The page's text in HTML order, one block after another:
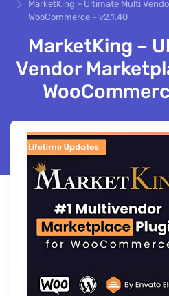
MarketKing – Ultimate Multi
WooCommerce – v2.1.40
MarketKing –
Vendor